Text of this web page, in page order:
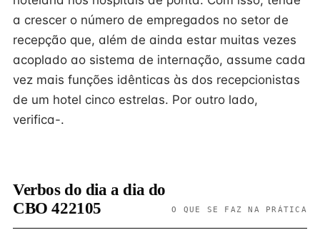
a crescer o número de empregados no setor de
recepção que, além de ainda estar muitas vezes
acoplado ao sistema de internação, assume cada
vez mais funções idênticas às dos recepcionistas
de um hotel cinco estrelas. Por outro lado,
verifica-.
Verbos do dia a dia do
CBO 422105
O QUE SE FAZ NA PRÁTICA